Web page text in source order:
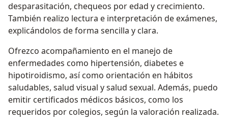
desparasitación, chequeos por edad y crecimiento.
También realizo lectura e interpretación de exámenes,
explicándolos de forma sencilla y clara.
Ofrezco acompañamiento en el manejo de
enfermedades como hipertensión, diabetes e
hipotiroidismo, así como orientación en hábitos
saludables, salud visual y salud sexual. Además, puedo
emitir certificados médicos básicos, como los
requeridos por colegios, según la valoración realizada.